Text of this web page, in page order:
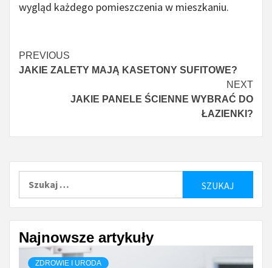
wygląd każdego pomieszczenia w mieszkaniu.
Continue
Reading
PREVIOUS
JAKIE ZALETY MAJĄ KASETONY SUFITOWE?
NEXT
JAKIE PANELE ŚCIENNE WYBRAĆ DO
ŁAZIENKI?
Najnowsze artykuły
ZDROWIE I URODA